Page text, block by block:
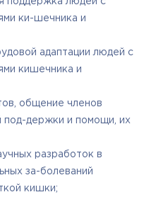
ки-шечника и
адаптации людей с
кишечника и
общение членов
под-держки и помощи, их
разработок в
за-болеваний
кишки;